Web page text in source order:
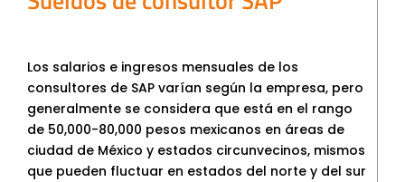
Los salarios e ingresos mensuales de los
consultores de SAP varían según la empresa, pero
generalmente se considera que está en el rango
de 50,000-80,000 pesos mexicanos en áreas de
ciudad de México y estados circunvecinos, mismos
que pueden fluctuar en estados del norte y del sur